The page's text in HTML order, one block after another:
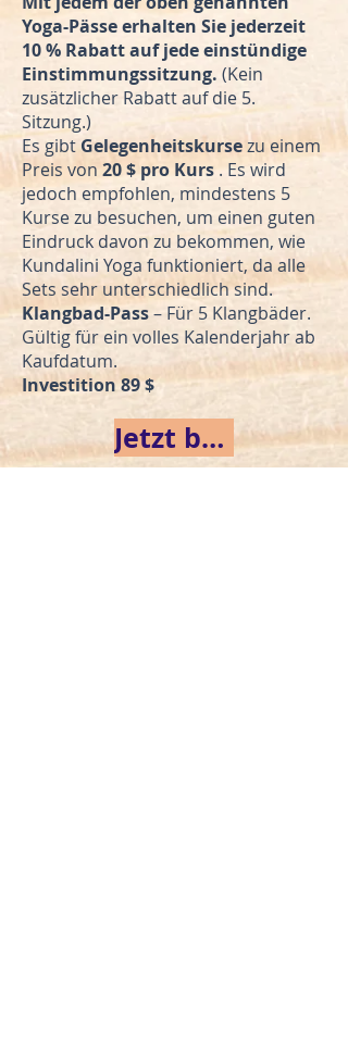
Yoga-Pässe erhalten Sie jederzeit
10 % Rabatt auf jede einstündige
Einstimmungssitzung. (Kein
zusätzlicher Rabatt auf die 5.
Sitzung.)
Es gibtGelegenheitskursezu einem
Preis von 20 $ pro Kurs . Es wird
jedoch empfohlen, mindestens 5
Kurse zu besuchen, um einen guten
Eindruck davon zu bekommen, wie
Kundalini Yoga funktioniert, da alle
Sets sehr unterschiedlich sind.
Klangbad-Pass– Für 5 Klangbäder.
Gültig für ein volles Kalenderjahr ab
Kaufdatum.
Investition 89 $
Jetzt beitreten